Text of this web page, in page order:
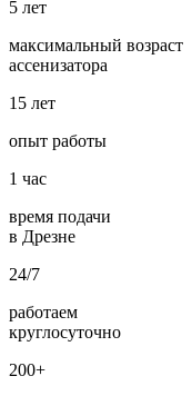
5 лет
максимальный возраст
ассенизатора
15 лет
опыт работы
1 час
время подачи
в Дрезне
24/7
работаем
круглосуточно
200+